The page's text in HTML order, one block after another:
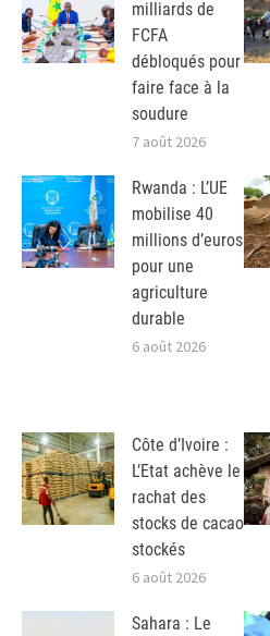
milliards de
FCFA
débloqués pour
faire face à la
soudure
7 août 2026
Rwanda : L’UE
mobilise 40
millions d’euros
pour une
agriculture
durable
6 août 2026
Côte d’Ivoire :
L’Etat achève le
rachat des
stocks de cacao
stockés
6 août 2026
Sahara : Le